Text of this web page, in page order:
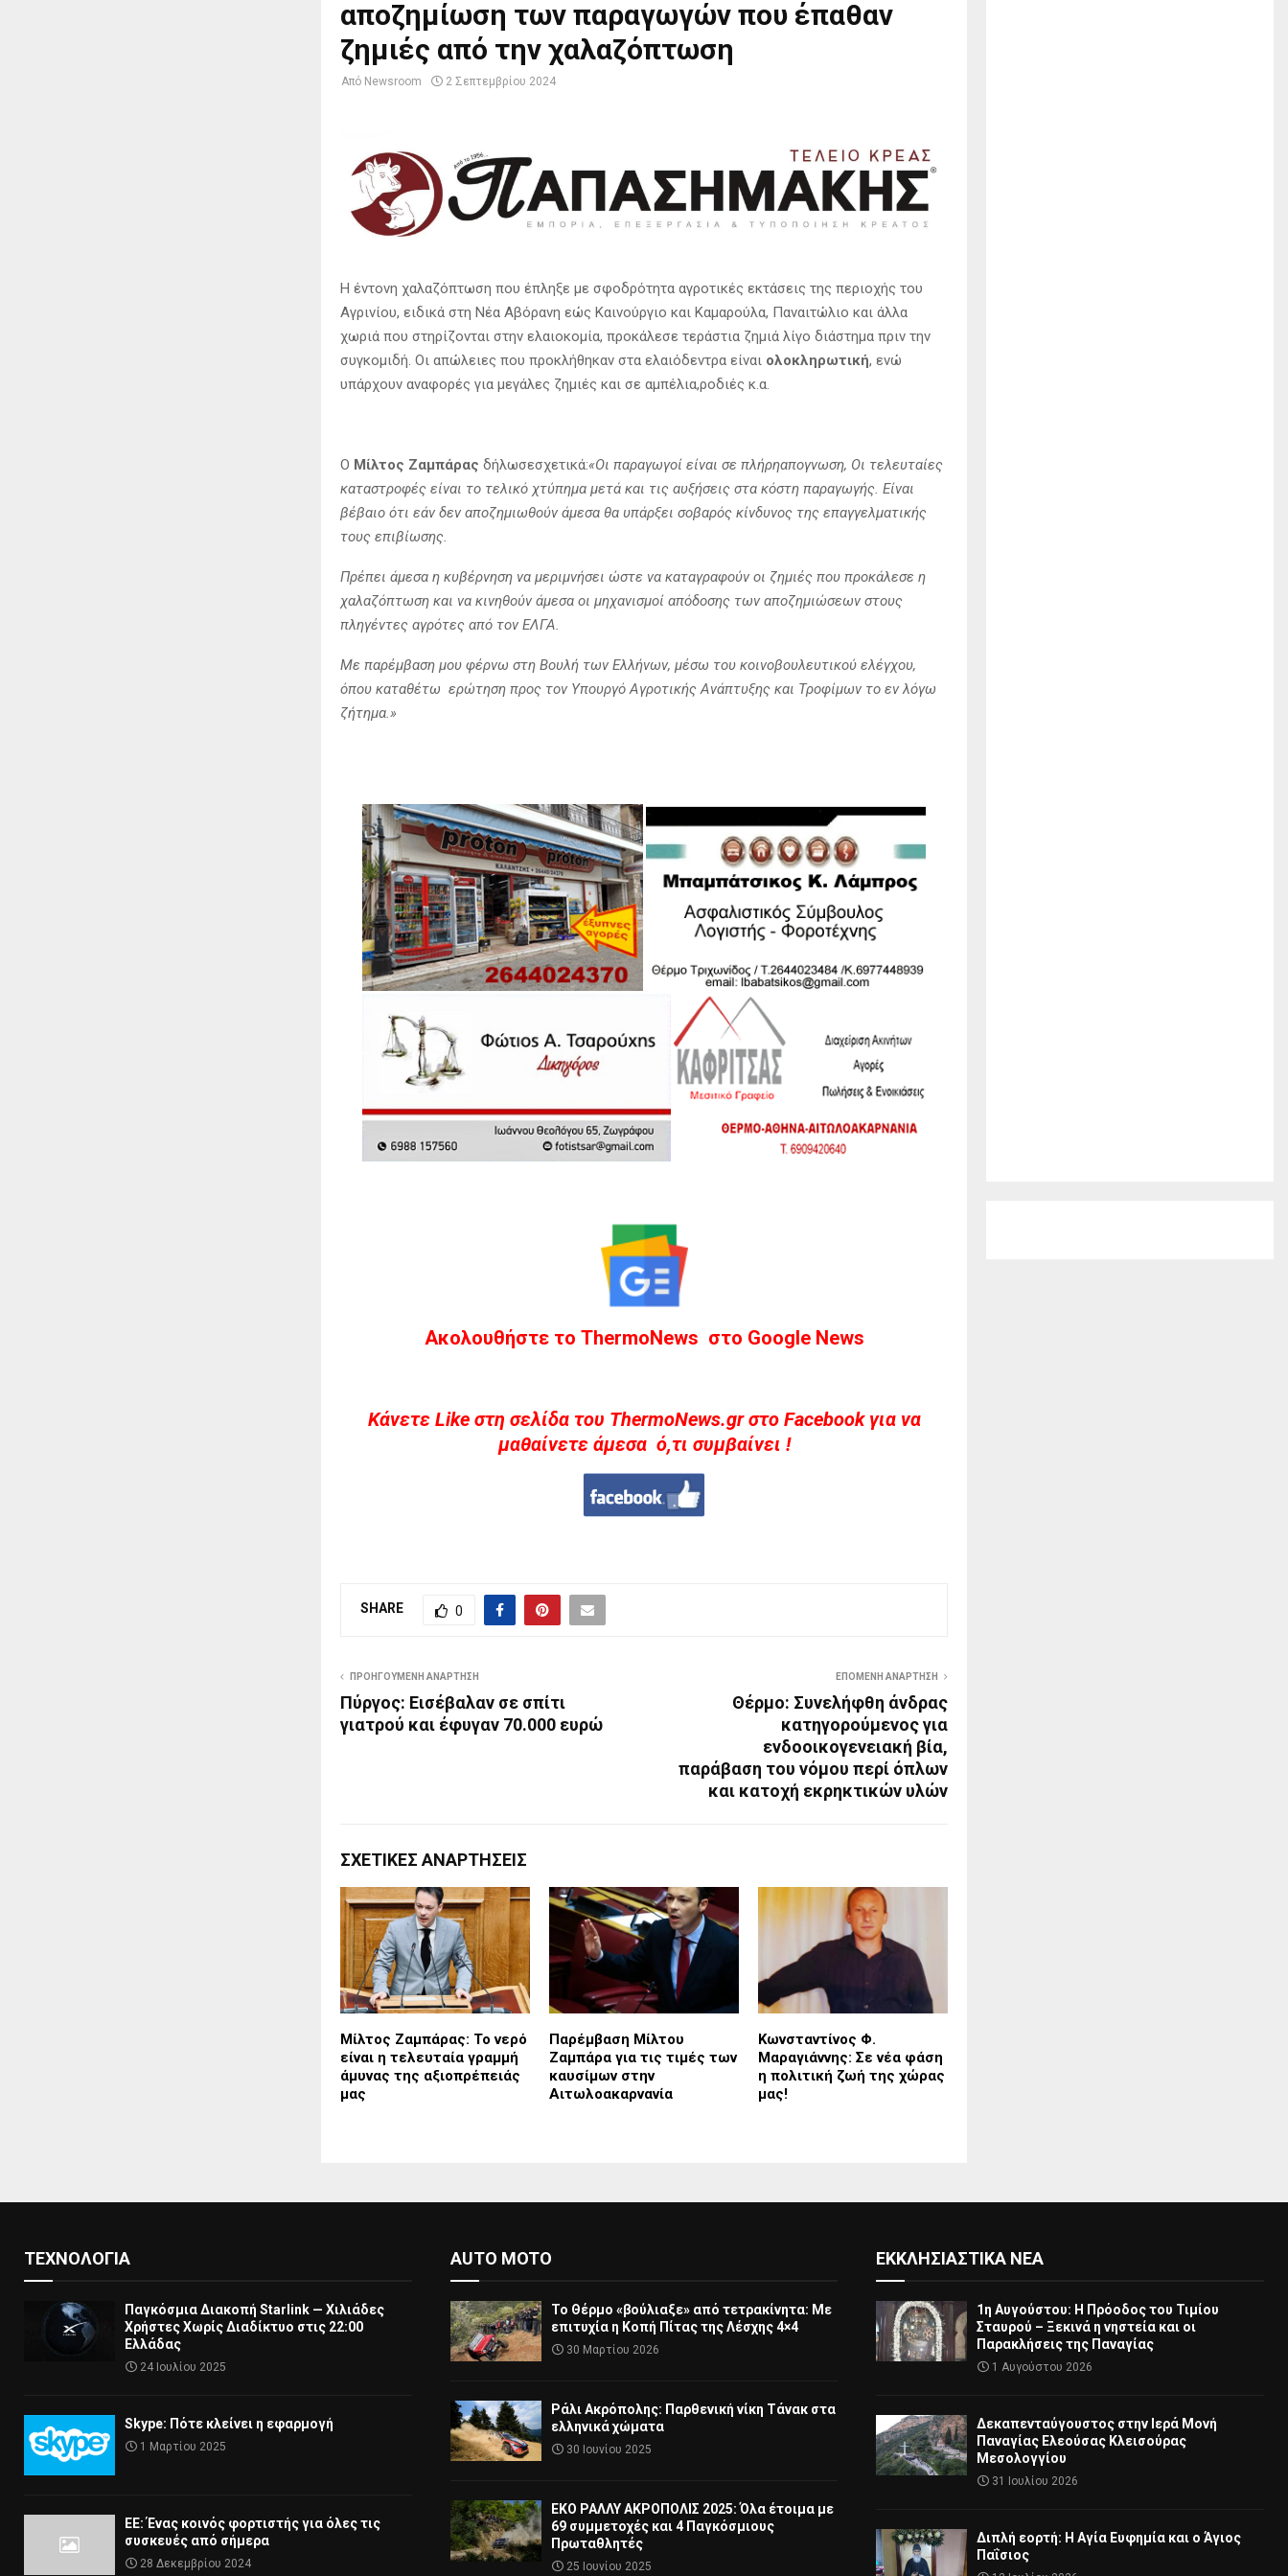
αποζημίωση των παραγωγών που έπαθαν
ζημιές από την χαλαζόπτωση
Από Newsroom 2 Σεπτεμβρίου 2024
Η έντονη χαλαζόπτωση που έπληξε με σφοδρότητα αγροτικές εκτάσεις της περιοχής του
Αγρινίου, ειδικά στη Νέα Αβόρανη εώς Καινούργιο και Καμαρούλα, Παναιτώλιο και άλλα
χωριά που στηρίζονται στην ελαιοκομία, προκάλεσε τεράστια ζημιά λίγο διάστημα πριν την
συγκομιδή. Οι απώλειες που προκλήθηκαν στα ελαιόδεντρα είναι ολοκληρωτική, ενώ
υπάρχουν αναφορές για μεγάλες ζημιές και σε αμπέλια,ροδιές κ.α.
Ο Μίλτος Ζαμπάρας δήλωσεσχετικά:«Οι παραγωγοί είναι σε πλήρηαπογνωση, Οι τελευταίες
καταστροφές είναι το τελικό χτύπημα μετά και τις αυξήσεις στα κόστη παραγωγής. Είναι
βέβαιο ότι εάν δεν αποζημιωθούν άμεσα θα υπάρξει σοβαρός κίνδυνος της επαγγελματικής
τους επιβίωσης.
Πρέπει άμεσα η κυβέρνηση να μεριμνήσει ώστε να καταγραφούν οι ζημιές που προκάλεσε η
χαλαζόπτωση και να κινηθούν άμεσα οι μηχανισμοί απόδοσης των αποζημιώσεων στους
πληγέντες αγρότες από τον ΕΛΓΑ.
Με παρέμβαση μου φέρνω στη Βουλή των Ελλήνων, μέσω του κοινοβουλευτικού ελέγχου,
όπου καταθέτω ερώτηση προς τον Υπουργό Αγροτικής Ανάπτυξης και Τροφίμων το εν λόγω
ζήτημα.»
Ακολουθήστε το ThermoNews στο Google News
Kάνετε Like στη σελίδα του ThermoNews.gr στο Facebook για να
μαθαίνετε άμεσα ό,τι συμβαίνει !
SHARE 0
ΠΡΟΗΓΟΎΜΕΝΗ ΑΝΆΡΤΗΣΗ
Πύργος: Εισέβαλαν σε σπίτι
γιατρού και έφυγαν 70.000 ευρώ
ΕΠΌΜΕΝΗ ΑΝΆΡΤΗΣΗ
Θέρμο: Συνελήφθη άνδρας
κατηγορούμενος για
ενδοοικογενειακή βία,
παράβαση του νόμου περί όπλων
και κατοχή εκρηκτικών υλών
ΣΧΕΤΙΚΈΣ ΑΝΑΡΤΉΣΕΙΣ
Μίλτος Ζαμπάρας: Το νερό
είναι η τελευταία γραμμή
άμυνας της αξιοπρέπειάς
μας
Παρέμβαση Μίλτου
Ζαμπάρα για τις τιμές των
καυσίμων στην
Αιτωλοακαρνανία
Κωνσταντίνος Φ.
Μαραγιάννης: Σε νέα φάση
η πολιτική ζωή της χώρας
μας!
ΤΕΧΝΟΛΟΓΊΑ
Παγκόσμια Διακοπή Starlink — Χιλιάδες
Χρήστες Χωρίς Διαδίκτυο στις 22:00
Ελλάδας
24 Ιουλίου 2025
Skype: Πότε κλείνει η εφαρμογή
1 Μαρτίου 2025
ΕΕ: Ένας κοινός φορτιστής για όλες τις
συσκευές από σήμερα
28 Δεκεμβρίου 2024
AUTO MOTO
Το Θέρμο «βούλιαξε» από τετρακίνητα: Με
επιτυχία η Κοπή Πίτας της Λέσχης 4×4
30 Μαρτίου 2026
Ράλι Ακρόπολης: Παρθενική νίκη Τάνακ στα
ελληνικά χώματα
30 Ιουνίου 2025
ΕΚΟ ΡΑΛΛΥ ΑΚΡΟΠΟΛΙΣ 2025: Όλα έτοιμα με
69 συμμετοχές και 4 Παγκόσμιους
Πρωταθλητές
25 Ιουνίου 2025
ΕΚΚΛΗΣΙΑΣΤΙΚΆ ΝΈΑ
1η Αυγούστου: Η Πρόοδος του Τιμίου
Σταυρού – Ξεκινά η νηστεία και οι
Παρακλήσεις της Παναγίας
1 Αυγούστου 2026
Δεκαπενταύγουστος στην Ιερά Μονή
Παναγίας Ελεούσας Κλεισούρας
Μεσολογγίου
31 Ιουλίου 2026
Διπλή εορτή: Η Αγία Ευφημία και ο Άγιος
Παΐσιος